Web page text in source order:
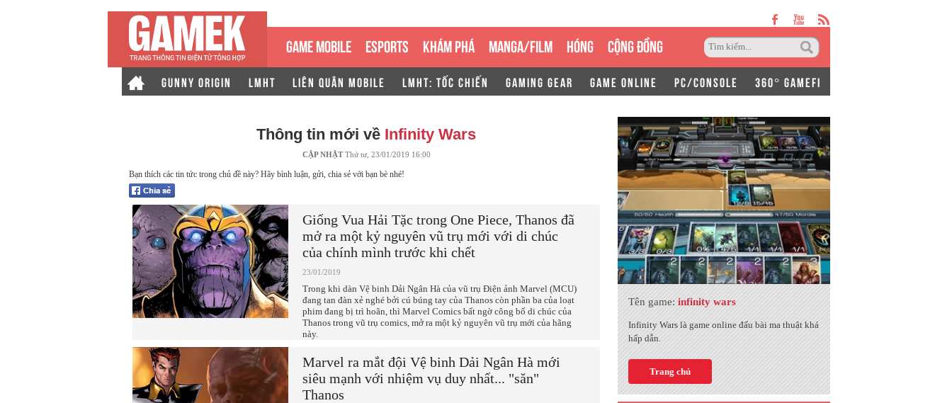
GAME MOBILE ESPORTS KHÁM PHÁ MANGA/FILM HÓNG CỘNG ĐỒNG
GUNNY ORIGIN LMHT LIÊN QUÂN MOBILE LMHT: TỐC CHIẾN GAMING GEAR GAME ONLINE PC/CONSOLE 360° GAMEFI
Thông tin mới về Infinity Wars
CẬP NHẬTThứ tư, 23/01/2019 16:00
Bạn thích các tin tức trong chủ đề này? Hãy bình luận, gửi, chia sẻ với bạn bè nhé!
Giống Vua Hải Tặc trong One Piece, Thanos đã
mở ra một kỷ nguyên vũ trụ mới với di chúc
của chính mình trước khi chết
23/01/2019
Trong khi dàn Vệ binh Dải Ngân Hà của vũ trụ Điện ảnh Marvel (MCU)
đang tan đàn xẻ nghé bởi cú búng tay của Thanos còn phần ba của loạt
phim đang bị trì hoãn, thì Marvel Comics bất ngờ công bố di chúc của
Thanos trong vũ trụ comics, mở ra một kỷ nguyên vũ trụ mới của hãng
này.
Marvel ra mắt đội Vệ binh Dải Ngân Hà mới
siêu mạnh với nhiệm vụ duy nhất... "săn"
Thanos
Tên game: infinity wars
Infinity Wars là game online đấu bài ma thuật khá
hấp dẫn.
Trang chủ